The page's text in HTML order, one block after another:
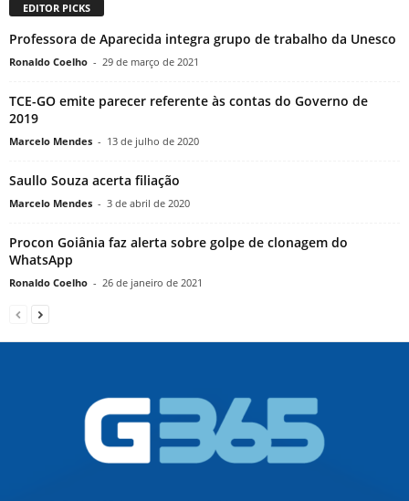
EDITOR PICKS
Professora de Aparecida integra grupo de trabalho da Unesco
Ronaldo Coelho - 29 de março de 2021
TCE-GO emite parecer referente às contas do Governo de
2019
Marcelo Mendes - 13 de julho de 2020
Saullo Souza acerta filiação
Marcelo Mendes - 3 de abril de 2020
Procon Goiânia faz alerta sobre golpe de clonagem do
WhatsApp
Ronaldo Coelho - 26 de janeiro de 2021